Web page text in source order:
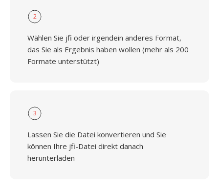
2
Wählen Sie jfi oder irgendein anderes Format,
das Sie als Ergebnis haben wollen (mehr als 200
Formate unterstützt)
3
Lassen Sie die Datei konvertieren und Sie
können Ihre jfi-Datei direkt danach
herunterladen